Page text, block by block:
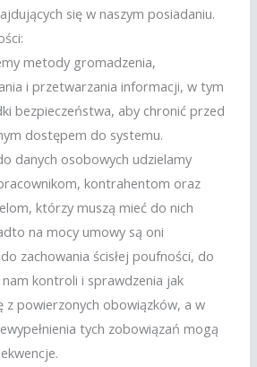
się w naszym posiadaniu.
metody gromadzenia,
i przetwarzania informacji, w tym
bezpieczeństwa, aby chronić przed
dostępem do systemu.
danych osobowych udzielamy
kontrahentom oraz
którzy muszą mieć do nich
na mocy umowy są oni
zachowania ścisłej poufności, do
kontroli i sprawdzenia jak
z powierzonych obowiązków, a w
tych zobowiązań mogą